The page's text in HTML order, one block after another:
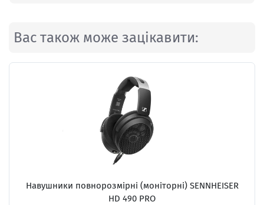
Вас також може зацікавити:
Навушники повнорозмірні (моніторні) SENNHEISER
HD 490 PRO